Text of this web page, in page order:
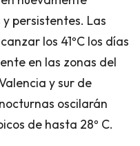
persistentes. Las
los 41ºC los días
en las zonas del
y sur de
oscilarán
de hasta 28º C.